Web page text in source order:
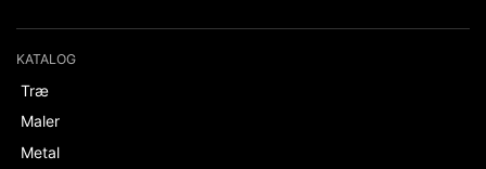
KATALOG
Træ
Maler
Metal